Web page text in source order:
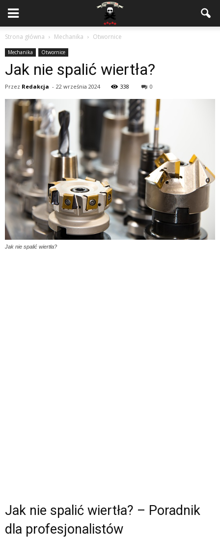
Strona główna Mechanika Otwornice
Mechanika Otwornice
Jak nie spalić wiertła?
Przez Redakcja - 22 września 2024 338 0
Jak nie spalić wiertła?
Jak nie spalić wiertła? – Poradnik
dla profesjonalistów